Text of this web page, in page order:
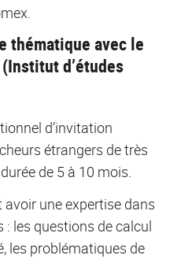
thématique avec le
(Institut d’études
d’invitation
étrangers de très
de 5 à 10 mois.
une expertise dans
les questions de calcul
les problématiques de